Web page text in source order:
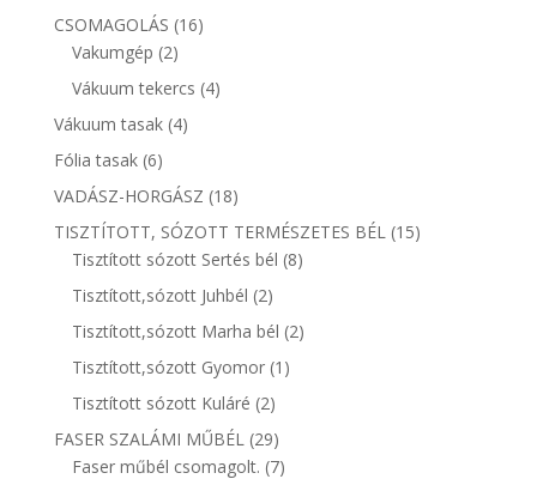
CSOMAGOLÁS 1616
Vakumgép 22
termék
Vákuum tekercs 44
Vákuum tasak 44
Fólia tasak 66
termék
VADÁSZ-HORGÁSZ 1818
termék
TISZTÍTOTT, SÓZOTT TERMÉSZETES BÉL 1515
Tisztított sózott Sertés bél 88
Tisztított,sózott Juhbél 22
termék
Tisztított,sózott Marha bél 22
Tisztított,sózott Gyomor 1 1
Tisztított sózott Kuláré 22
termék
FASER SZALÁMI MŰBÉL 2929
termék
Faser műbél csomagolt. 77